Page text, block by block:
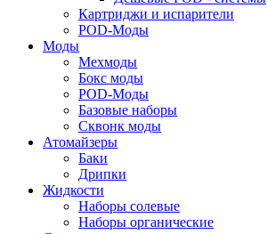
Картриджи и испарители
POD-Моды
Моды
Мехмоды
Бокс моды
POD-Моды
Базовые наборы
Сквонк моды
Атомайзеры
Баки
Дрипки
Жидкости
Наборы солевые
Наборы органические